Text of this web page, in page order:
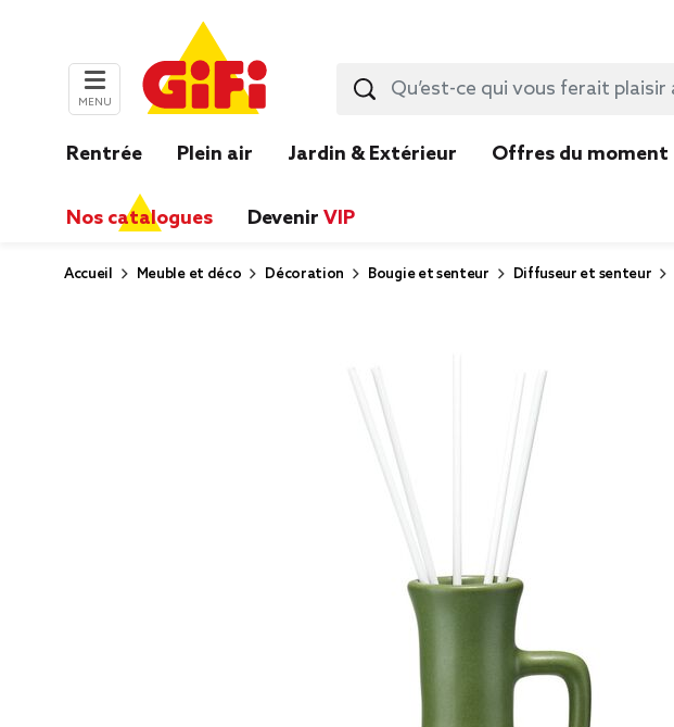
MENU
Rentrée Plein air Jardin & Extérieur Offres du moment
Nos catalogues Devenir VIP
Accueil Meuble et déco Décoration Bougie et senteur Diffuseur et senteur